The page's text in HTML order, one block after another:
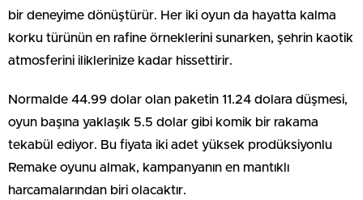
bir deneyime dönüştürür. Her iki oyun da hayatta kalma
korku türünün en rafine örneklerini sunarken, şehrin kaotik
atmosferini iliklerinize kadar hissettirir.
Normalde 44.99 dolar olan paketin 11.24 dolara düşmesi,
oyun başına yaklaşık 5.5 dolar gibi komik bir rakama
tekabül ediyor. Bu fiyata iki adet yüksek prodüksiyonlu
Remake oyunu almak, kampanyanın en mantıklı
harcamalarından biri olacaktır.